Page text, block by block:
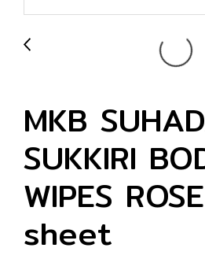
MKB
SUKKIRI
WIPES
sheet